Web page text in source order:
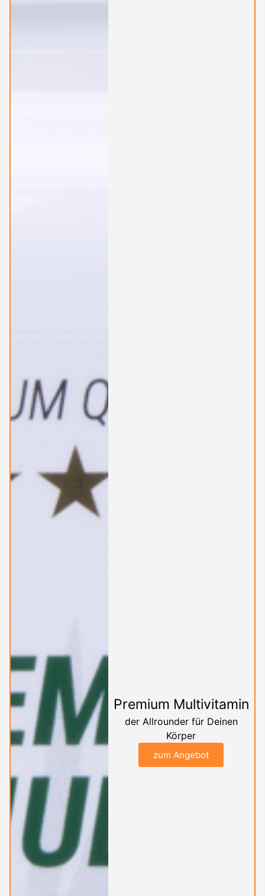
Premium Multivitamin
der Allrounder für Deinen
Körper
zum Angebot